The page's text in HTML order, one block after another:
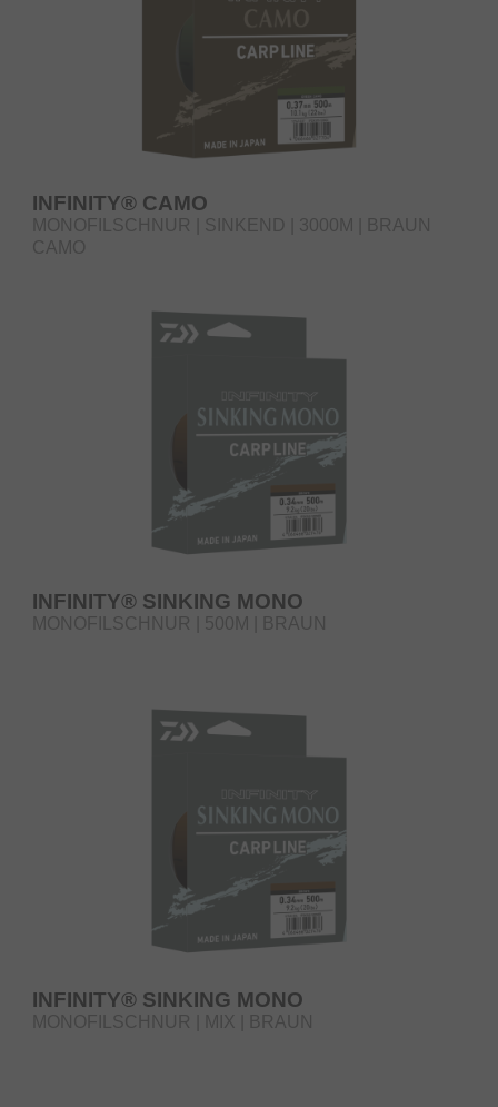
INFINITY® CAMO
MONOFILSCHNUR | SINKEND | 3000M | BRAUN
CAMO
INFINITY® SINKING MONO
MONOFILSCHNUR | 500M | BRAUN
INFINITY® SINKING MONO
MONOFILSCHNUR | MIX | BRAUN